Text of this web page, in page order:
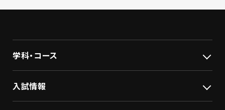
学科・コース
入試情報